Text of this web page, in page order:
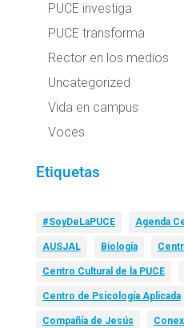
PUCE investiga
PUCE transforma
Rector en los medios
Uncategorized
Vida en campus
Voces
Etiquetas
#SoyDeLaPUCE Agenda
AUSJAL Biología
Centro Cultural de la PUCE
Centro de Psicología Aplicada
Compañía de Jesús